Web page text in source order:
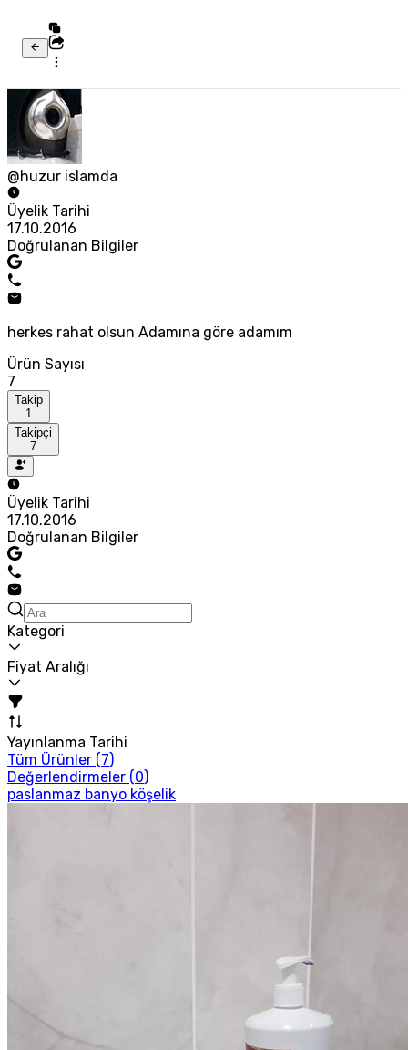
@huzur islamda
Üyelik Tarihi
17.10.2016
Doğrulanan Bilgiler
herkes rahat olsun Adamına göre adamım
Ürün Sayısı
7
Takip
1
Takipçi
7
Üyelik Tarihi
17.10.2016
Doğrulanan Bilgiler
Kategori
Fiyat Aralığı
Yayınlanma Tarihi
Tüm Ürünler (7)
Değerlendirmeler (0)
paslanmaz banyo köşelik